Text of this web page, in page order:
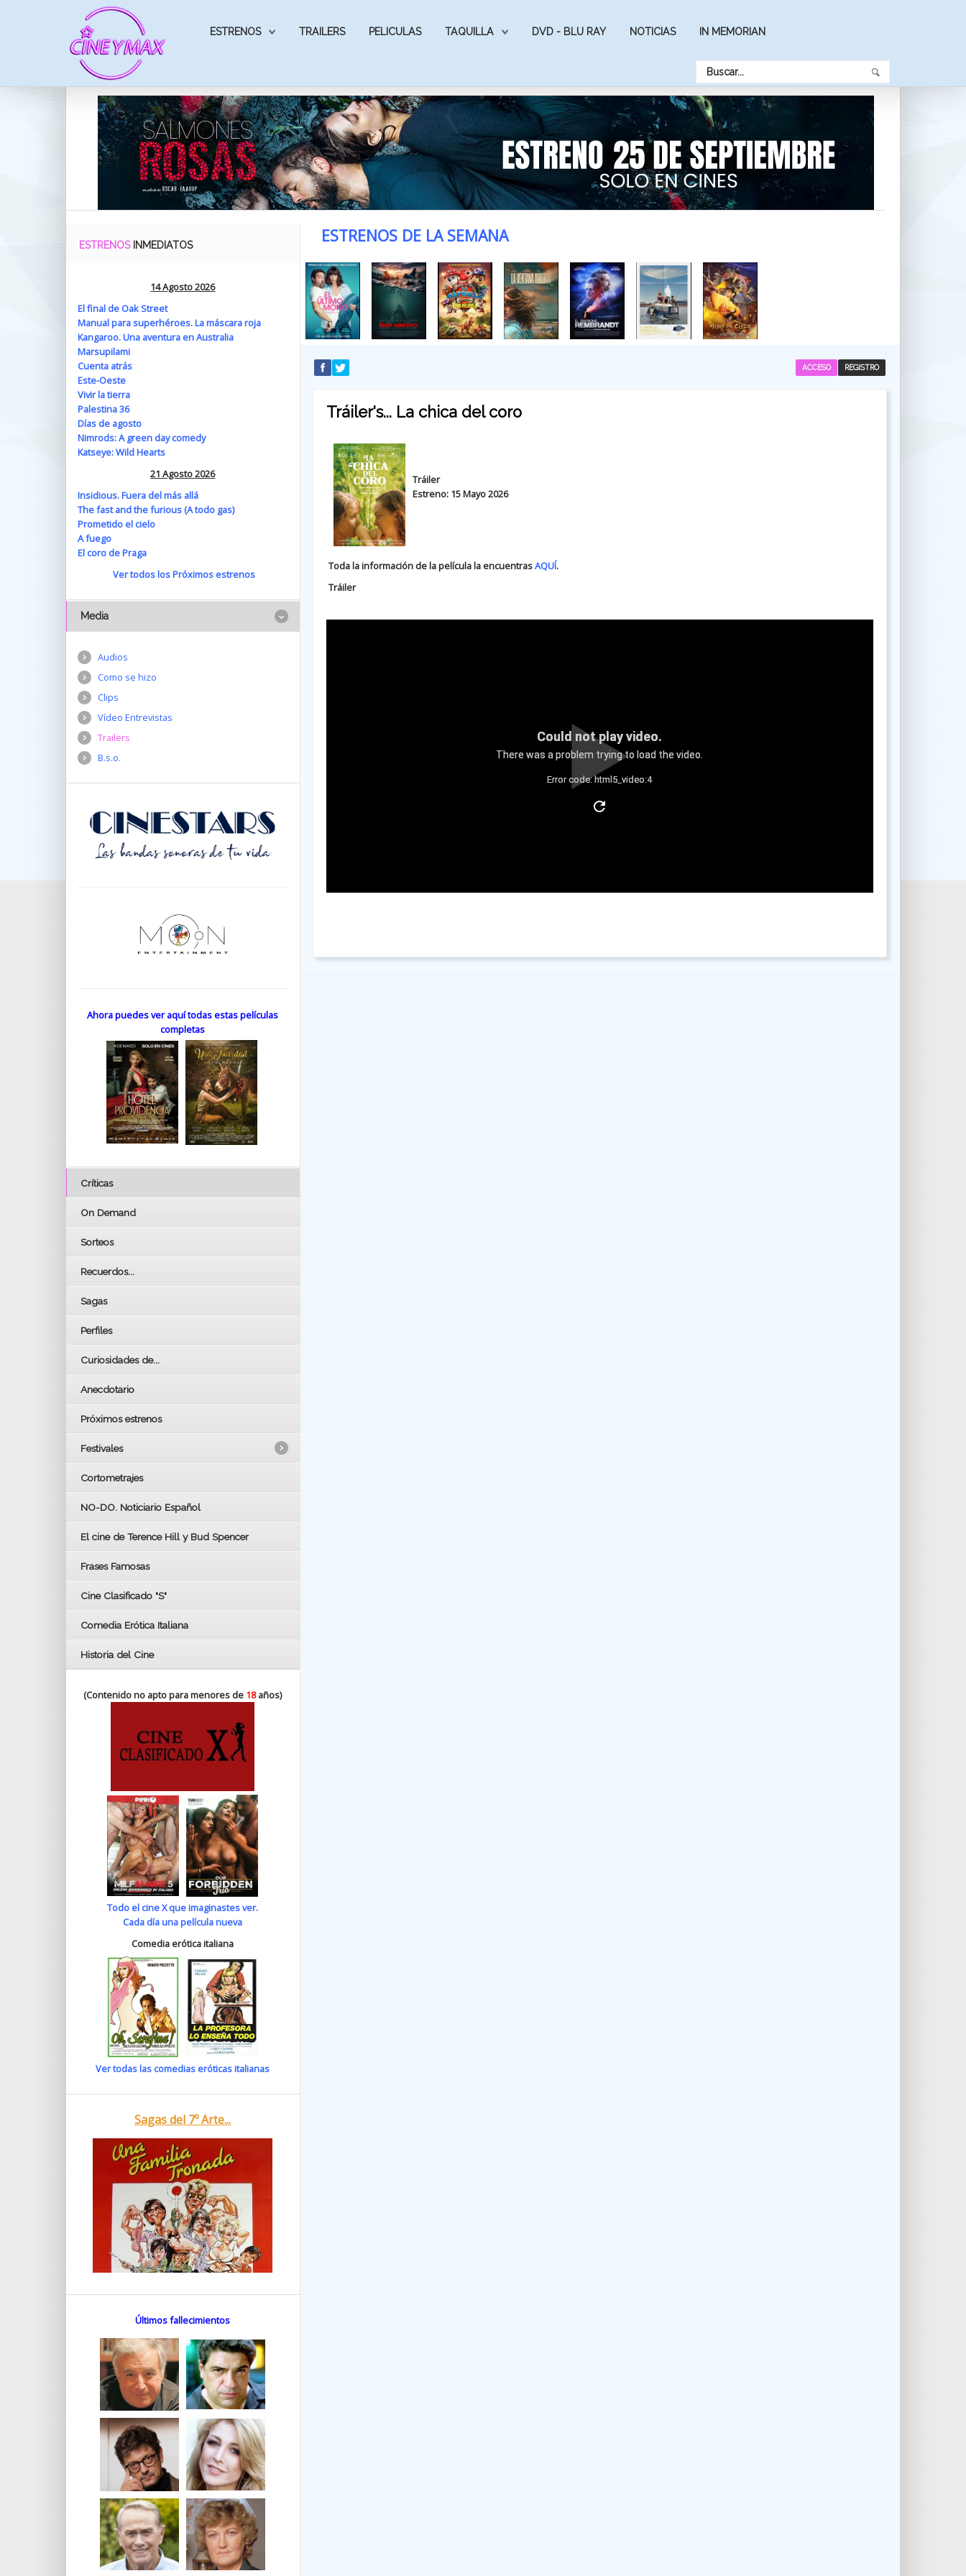
ESTRENOS TRAILERS PELICULAS TAQUILLA DVD - BLU RAY NOTICIAS IN MEMORIAN
ESTRENOS DE LA SEMANA
REGISTRO
ACCESO
Tráiler's... La chica del coro
Tráiler
Estreno: 15 Mayo 2026
Toda la información de la película la encuentrasAQUÍ.
Tráiler
Could not play video.
There was a problem trying to load the video.
Error code: html5_video:4
ESTRENOS INMEDIATOS
14 Agosto 2026
El final de Oak Street
Manual para superhéroes. La máscara roja
Kangaroo. Una aventura en Australia
Marsupilami
Cuenta atrás
Este-Oeste
Vivir la tierra
Palestina 36
Días de agosto
Nimrods: A green day comedy
Katseye: Wild Hearts
21 Agosto 2026
Insidious. Fuera del más allá
The fast and the furious (A todo gas)
Prometido el cielo
A fuego
El coro de Praga
Ver todos los Próximos estrenos
Media
Audios
Como se hizo
Clips
Vídeo Entrevistas
Trailers
B.s.o.
Ahora puedes ver aquí todas estas películas
completas
Críticas
On Demand
Sorteos
Recuerdos...
Sagas
Perfiles
Curiosidades de...
Anecdotario
Próximos estrenos
Festivales
LOS OSCARS
BAFTA
Cortometrajes
NO-DO. Noticiario Español
El cine de Terence Hill y Bud Spencer
Frases Famosas
Cine Clasificado "S"
Comedia Erótica Italiana
Historia del Cine
(Contenido no apto para menores de 18años)
Todo el cine X que imaginastes ver.
Cada día una película nueva
Comedia erótica italiana
Ver todas las comedias eróticas italianas
Sagas del 7º Arte...
Últimos fallecimientos